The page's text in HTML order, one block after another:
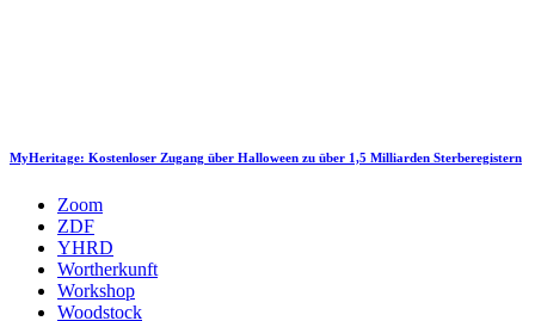
MyHeritage: Kostenloser Zugang über Halloween zu über 1,5 Milliarden Sterberegistern
Zoom
ZDF
YHRD
Wortherkunft
Workshop
Woodstock